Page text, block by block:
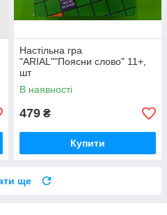
Настільна гра
"ARIAL""Поясни слово" 11+,
шт
В наявності
479 ₴
Купити
ще